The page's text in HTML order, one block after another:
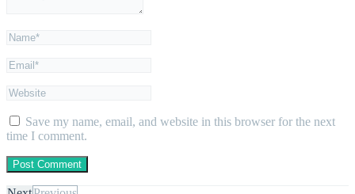
Save my name, email, and website in this browser for the next
time I comment.